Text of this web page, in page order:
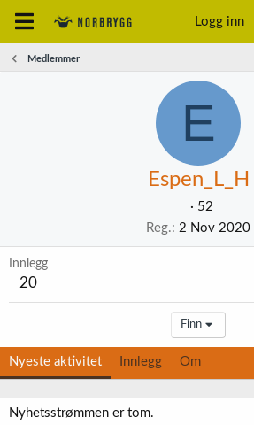
Logg inn
Medlemmer
E
Espen_L_H
· 52
Reg. 2 Nov 2020
Innlegg
20
Finn
Nyeste aktivitet Innlegg Om
Nyhetsstrømmen er tom.